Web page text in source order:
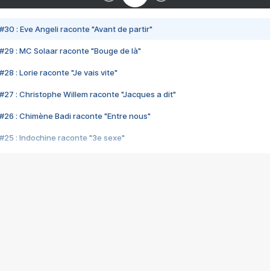
#30 : Eve Angeli raconte "Avant de partir"
#29 : MC Solaar raconte "Bouge de là"
#28 : Lorie raconte "Je vais vite"
#27 : Christophe Willem raconte "Jacques a dit"
#26 : Chimène Badi raconte "Entre nous"
#25 : Indochine raconte "3e sexe"